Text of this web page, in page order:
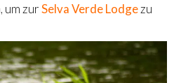
um zurSelva Verde Lodgezu